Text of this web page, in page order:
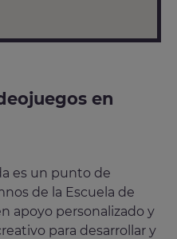
en
es un punto de
de la Escuela de
apoyo personalizado y
para desarrollar y